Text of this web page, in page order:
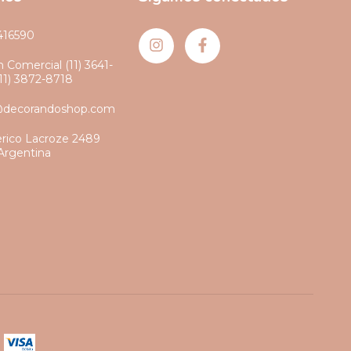
(11) 3641-
3872-8718
Lacroze 2489